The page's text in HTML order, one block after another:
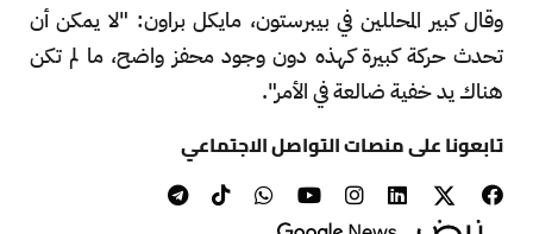
وقال كبير المحللين في بيبرستون، مايكل براون: "لا يمكن أن
تحدث حركة كبيرة كهذه دون وجود محفز واضح، ما لم تكن
هناك يد خفية ضالعة في الأمر".
تابعونا على منصات التواصل الاجتماعي